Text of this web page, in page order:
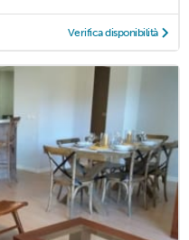
Verifica disponibilità